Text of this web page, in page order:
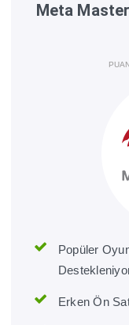
Meta
Popüler
Erken Ön